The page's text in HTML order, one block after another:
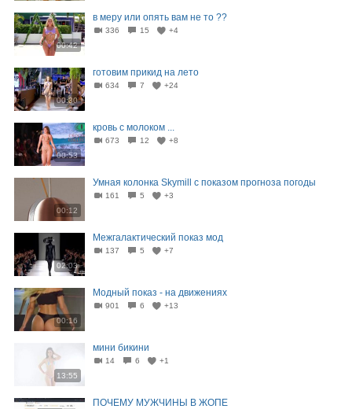
00:42
в меру или опять вам не то ??
336 15 +4
00:30
готовим прикид на лето
634 7 +24
00:53
кровь с молоком ...
673 12 +8
00:12
Умная колонка Skymill с показом прогноза погоды
161 5 +3
02:03
Межгалактический показ мод
137 5 +7
00:16
Модный показ - на движениях
901 6 +13
13:55
мини бикини
14 6 +1
ПОЧЕМУ МУЖЧИНЫ В ЖОПЕ